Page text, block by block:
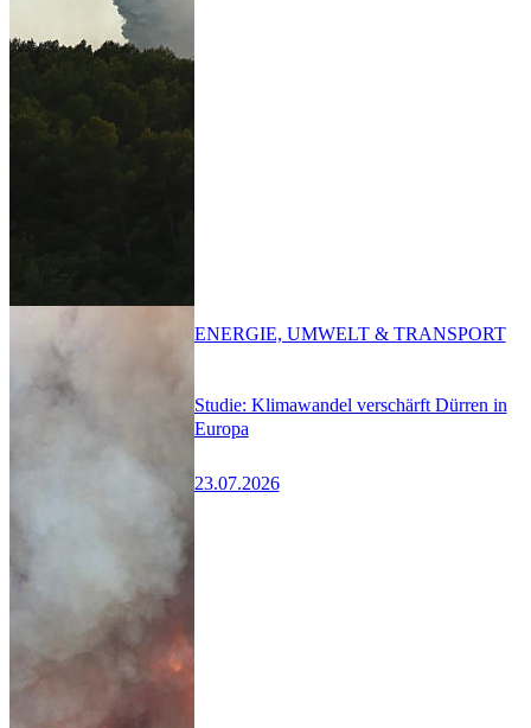
Studie: Klimawandel verschärft Dürren in
Europa
23.07.2026
ENERGIE, UMWELT & TRANSPORT